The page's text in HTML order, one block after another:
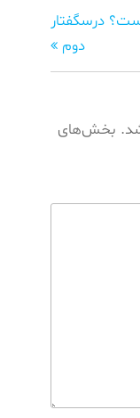
درسگفتار
دوم
بخش‌های